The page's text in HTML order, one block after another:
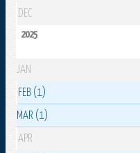
DEC
2025
JAN
FEB (1)
MAR (1)
APR